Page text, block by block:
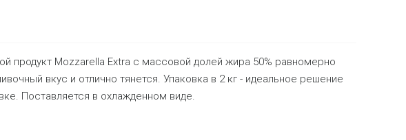
продукт Mozzarella Extra с массовой долей жира 50% равномерно
вкус и отлично тянется. Упаковка в 2 кг - идеальное решение
Поставляется в охлажденном виде.